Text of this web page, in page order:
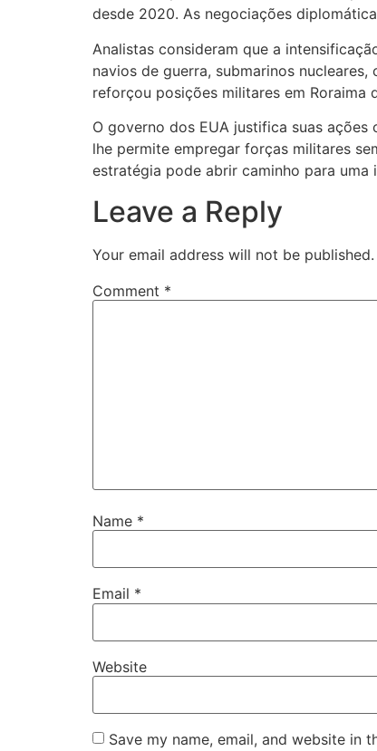
desde 2020. As negociações
Analistas consideram que a
navios de guerra, submarinos
reforçou posições militares em Roraima
O governo dos EUA justifica suas
lhe permite empregar forças militares
estratégia pode abrir caminho para
Leave a Reply
Your email address will not be published.
Comment *
Name *
Email *
Website
Save my name, email, and website in